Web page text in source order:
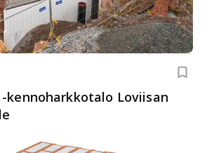
-kennoharkkotalo Loviisan